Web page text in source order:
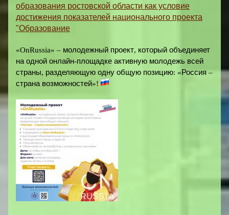
образования ростовской области как условие
достижения показателей национального проекта
"Образование
«OnRussia» – молодежный проект, который объединяет
на одной онлайн-площадке активную молодежь всей
страны, разделяющую одну общую позицию: «Россия –
страна возможностей»!